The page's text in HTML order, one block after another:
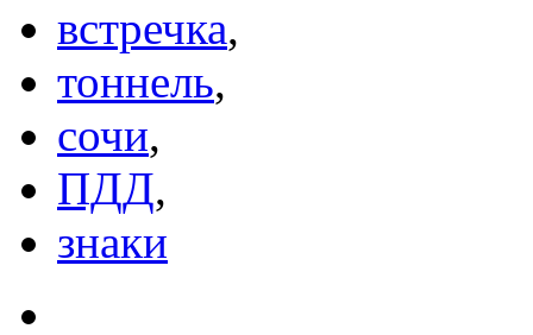
встречка,
тоннель,
сочи,
ПДД,
знаки